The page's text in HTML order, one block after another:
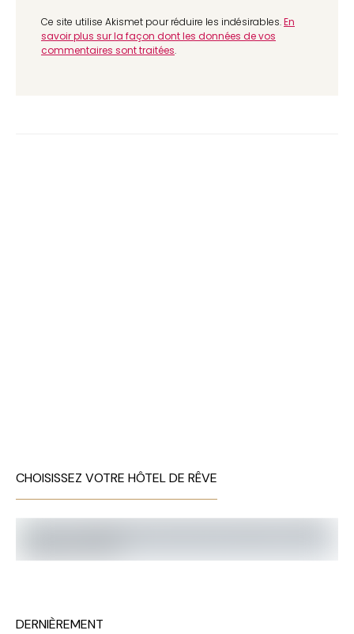
Ce site utilise Akismet pour réduire les indésirables.En
savoir plus sur la façon dont les données de vos
commentaires sont traitées.
CHOISISSEZ VOTRE HÔTEL DE RÊVE
DERNIÈREMENT